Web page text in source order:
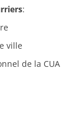
:
ville
de la CUA